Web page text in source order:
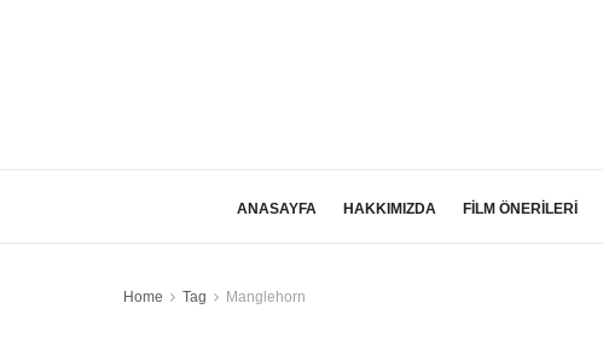
ANASAYFA HAKKIMIZDA FİLM ÖNERİLERİ
Home Tag Manglehorn